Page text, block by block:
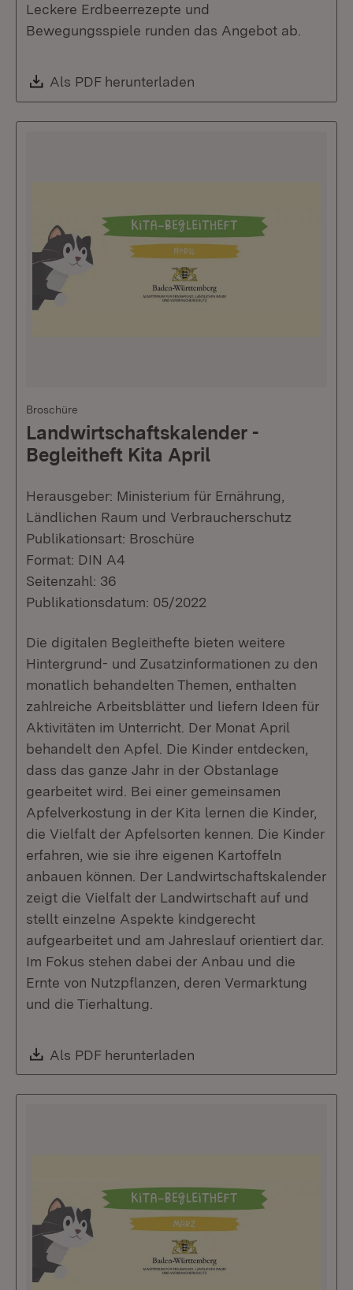
Leckere Erdbeerrezepte und
Bewegungsspiele runden das Angebot ab.
Download:
Als PDF herunterladen
Broschüre
Landwirtschaftskalender -
Begleitheft Kita April
Herausgeber: Ministerium für Ernährung,
Ländlichen Raum und Verbraucherschutz
Publikationsart: Broschüre
Format: DIN A4
Seitenzahl: 36
Publikationsdatum: 05/2022
Die digitalen Begleithefte bieten weitere
Hintergrund- und Zusatzinformationen zu den
monatlich behandelten Themen, enthalten
zahlreiche Arbeitsblätter und liefern Ideen für
Aktivitäten im Unterricht. Der Monat April
behandelt den Apfel. Die Kinder entdecken,
dass das ganze Jahr in der Obstanlage
gearbeitet wird. Bei einer gemeinsamen
Apfelverkostung in der Kita lernen die Kinder,
die Vielfalt der Apfelsorten kennen. Die Kinder
erfahren, wie sie ihre eigenen Kartoffeln
anbauen können. Der Landwirtschaftskalender
zeigt die Vielfalt der Landwirtschaft auf und
stellt einzelne Aspekte kindgerecht
aufgearbeitet und am Jahreslauf orientiert dar.
Im Fokus stehen dabei der Anbau und die
Ernte von Nutzpflanzen, deren Vermarktung
und die Tierhaltung.
Download:
Als PDF herunterladen